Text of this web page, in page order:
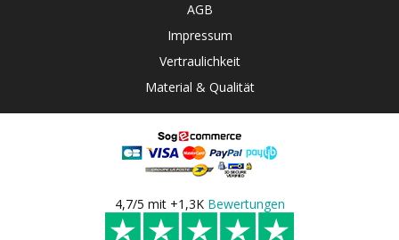
AGB
Impressum
Vertraulichkeit
Material & Qualität
4,7/5 mit +1,3K Bewertungen